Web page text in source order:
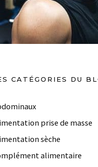
CATÉGORIES DU
prise de masse
sèche
alimentaire